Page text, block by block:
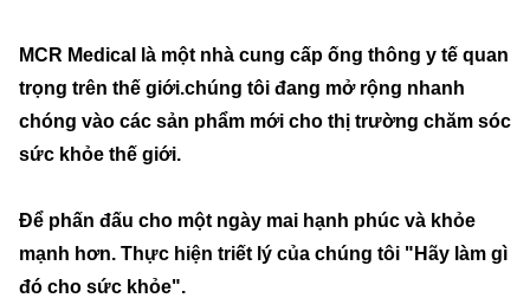
MCR Medical là một nhà cung cấp ống thông y tế quan
trọng trên thế giới.chúng tôi đang mở rộng nhanh
chóng vào các sản phẩm mới cho thị trường chăm sóc
sức khỏe thế giới.
Để phấn đấu cho một ngày mai hạnh phúc và khỏe
mạnh hơn. Thực hiện triết lý của chúng tôi "Hãy làm gì
đó cho sức khỏe".